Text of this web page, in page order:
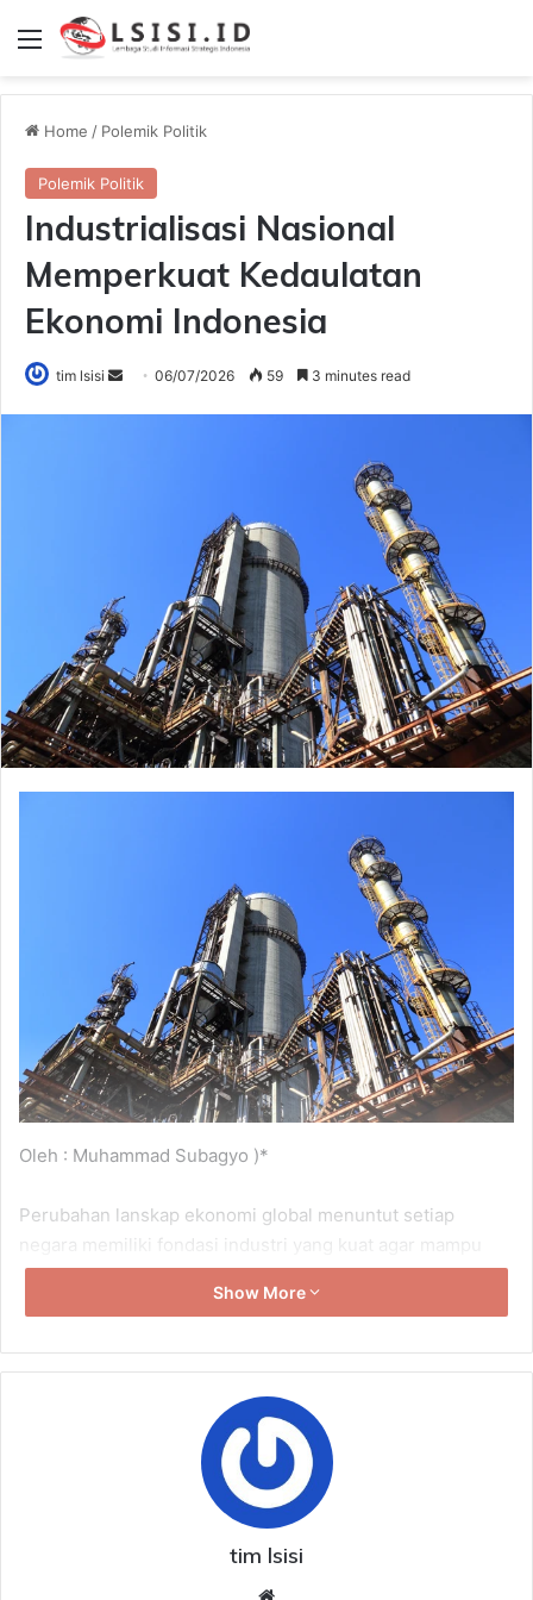
Menu
Home / Polemik Politik
Polemik Politik
Industrialisasi Nasional
Memperkuat Kedaulatan
Ekonomi Indonesia
tim lsisi
Send06/07/2026 59 3 minutes read
Oleh : Muhammad Subagyo )*
Perubahan lanskap ekonomi global menuntut setiap
negara memiliki fondasi industri yang kuat agar mampu
bertahan sekaligus memenangkan persaingan
internasional. Negara yang hanya bergantung pada ekspor
dan teknologi memiliki peluang lebih besar menciptakan
pertumbuhan ekonomi yang berkelanjutan. Dalam konteks
tersebut, komitmen pemerintah untuk mempercepat
industrialisasi nasional merupakan langkah yang tepat
sekaligus menjadi momentum penting bagi transformasi
Show More
tim lsisi